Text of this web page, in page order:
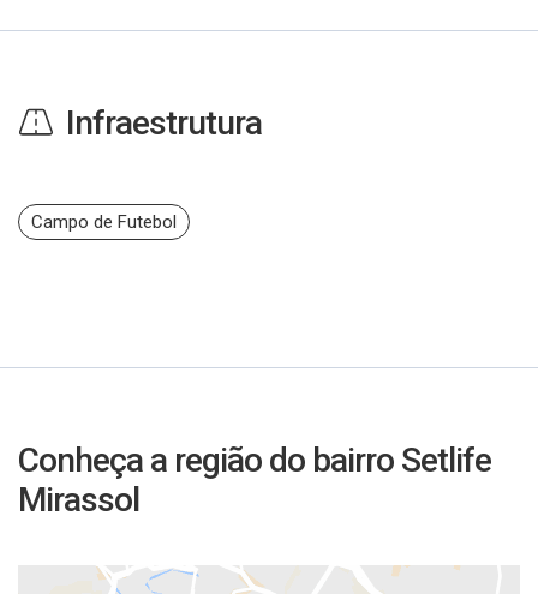
Infraestrutura
Campo de Futebol
Conheça a região do bairro Setlife
Mirassol